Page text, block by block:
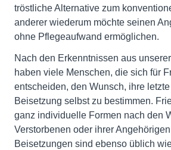
tröstliche Alternative zum
anderer wiederum möchte seinen
ohne Pflegeaufwand ermöglichen.
Nach den Erkenntnissen aus
haben viele Menschen, die sich für
entscheiden, den Wunsch, ihre
Beisetzung selbst zu bestimmen.
ganz individuelle Formen nach den
Verstorbenen oder ihrer
Beisetzungen sind ebenso üblich